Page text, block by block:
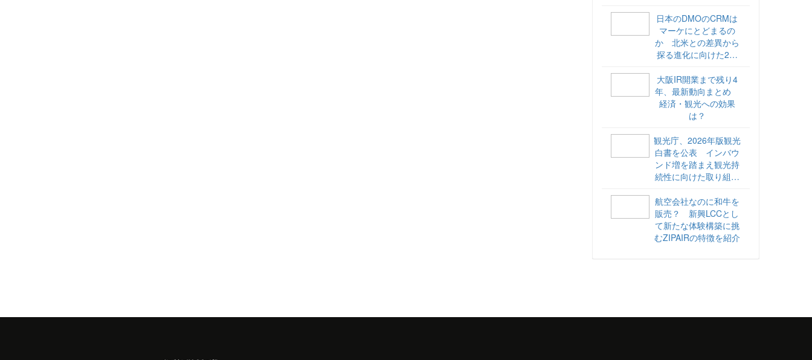
日本のDMOのCRMは
マーケにとどまるの
か 北米との差異から
探る進化に向けた2ス
海外DMOのリアル
vol.6】
大阪IR開業まで残り4
年、最新動向まとめ
経済・観光への効果
は？
観光庁、2026年版観光
白書を公表 インバウ
ンド増を踏まえ観光持
続性に向けた取り組み
航空会社なのに和牛を
販売？ 新興LCCとし
て新たな体験構築に挑
むZIPAIRの特徴を紹介